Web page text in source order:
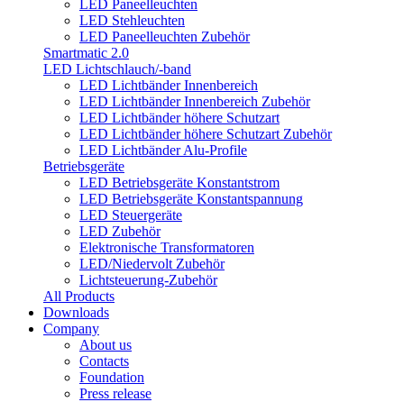
LED Paneelleuchten
LED Stehleuchten
LED Paneelleuchten Zubehör
Smartmatic 2.0
LED Lichtschlauch/-band
LED Lichtbänder Innenbereich
LED Lichtbänder Innenbereich Zubehör
LED Lichtbänder höhere Schutzart
LED Lichtbänder höhere Schutzart Zubehör
LED Lichtbänder Alu-Profile
Betriebsgeräte
LED Betriebsgeräte Konstantstrom
LED Betriebsgeräte Konstantspannung
LED Steuergeräte
LED Zubehör
Elektronische Transformatoren
LED/Niedervolt Zubehör
Lichtsteuerung-Zubehör
All Products
Downloads
Company
About us
Contacts
Foundation
Press release